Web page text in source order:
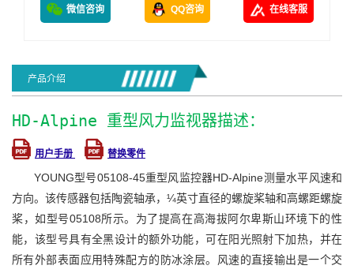
微信咨询 QQ咨询 在线客服
产品介绍
HD-Alpine 重型风力监视器描述：
用户手册 替换零件
YOUNG型号05108-45重型风监控器HD-Alpine测量水平风速和
方向。该传感器包括陶瓷轴承，¼英寸直径的螺旋桨轴和高螺距螺旋
桨，如型号05108所示。为了提高在高海拔阿尔卑斯山环境下的性
能，该型号具有全黑设计的额外功能，可在阳光照射下加热，并在
所有外部表面应用特殊配方的防冰涂层。风速的直接输出是一个交